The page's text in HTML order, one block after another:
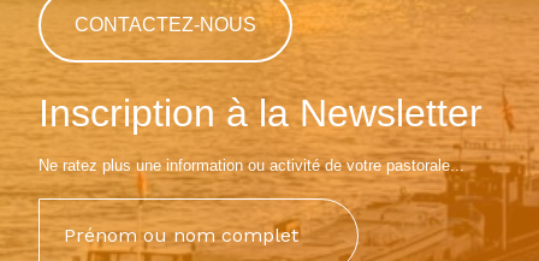
CONTACTEZ-NOUS
Inscription à la Newsletter
Ne ratez plus une information ou activité de votre pastorale...